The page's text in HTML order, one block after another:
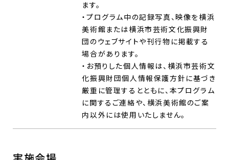
ます。
・プログラム中の記録写真、映像を横浜
美術館または横浜市芸術文化振興財
団のウェブサイトや刊行物に掲載する
場合があります。
・お預りした個人情報は、横浜市芸術文
化振興財団個人情報保護方針に基づき
厳重に管理するとともに、本プログラム
に関するご連絡や、横浜美術館のご案
内以外には使用いたしません。